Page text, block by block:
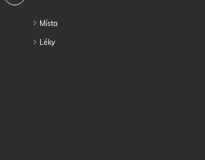
Místa
Léky